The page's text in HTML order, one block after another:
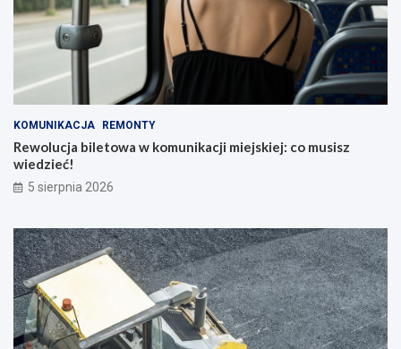
KOMUNIKACJA REMONTY
Rewolucja biletowa w komunikacji miejskiej: co musisz
wiedzieć!
5 sierpnia 2026